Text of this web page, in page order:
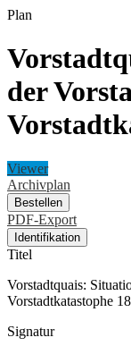
Plan
der
Viewer
Archivplan
Bestellen
PDF-Export
Identifikation
Titel
Vorstadtquais:
Vorstadtkatastophe
Signatur